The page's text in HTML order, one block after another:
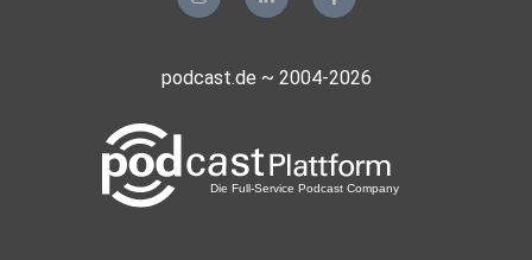
podcast.de ~ 2004-2026